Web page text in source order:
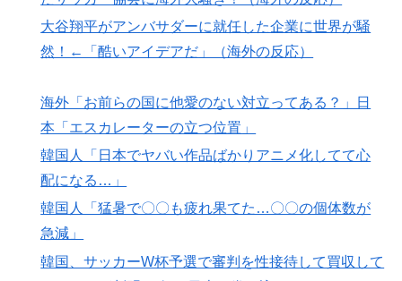
▶ 【海外の反応】日本のウェブサイトって質の低いものが
多い気がする → 「日本のIT業界は色々と問題があるか
▶ 韓国人「韓国人が衝撃を受けた意外な日本の運転文化が
こちらです‥」→「日本人はこんなに徹底している‥」
▶
イチローさん「僕は本を読まない。好きなアニメはドラ
▶
韓国人「東京とソウルの宿泊費や交通費を徹底比較した
結果判明した驚きの物価事情がこちらです」→「こんな
に物価差があるの？‥」
▶ 日本旅行キャンセルすべきか…1万年ぶり史上最大級の
大谷翔平がアンバサダーに就任した企業に世界が騒
然！←「酷いアイデアだ」（海外の反応）
海外「お前らの国に他愛のない対立ってある？」日
本「エスカレーターの立つ位置」
韓国人「日本でヤバい作品ばかりアニメ化してて心
配になる…」
韓国人「猛暑で〇〇も疲れ果てた…〇〇の個体数が
急減」
韓国、サッカーW杯予選で審判を性接待して買収して